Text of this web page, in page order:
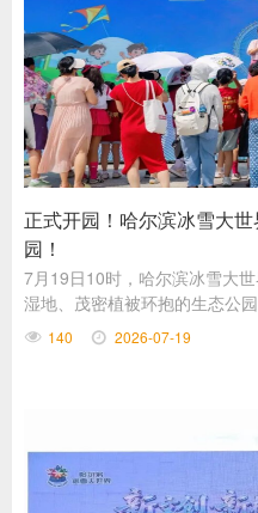
正式开园！哈尔滨冰雪大
园！
7月19日10时，哈尔滨冰雪大
湿地、茂密植被环抱的生态公
140 2026-07-19